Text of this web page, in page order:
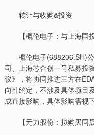
转让与收购&投资
【概伦电子：与上海国投
概伦电子(688206.SH)公
司、上海芯合创一号私募投
议》，将协同推进三方在
向性约定，不涉及具体项目
成直接影响，具体影响需视
【元力股份：拟购买同晟